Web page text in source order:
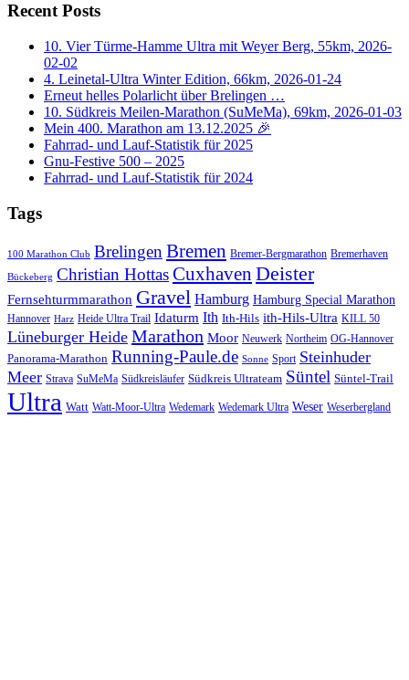
Recent Posts
10. Vier Türme-Hamme Ultra mit Weyer Berg, 55km, 2026-
02-02
4. Leinetal-Ultra Winter Edition, 66km, 2026-01-24
Erneut helles Polarlicht über Brelingen …
10. Südkreis Meilen-Marathon (SuMeMa), 69km, 2026-01-03
Mein 400. Marathon am 13.12.2025 🎉
Fahrrad- und Lauf-Statistik für 2025
Gnu-Festive 500 – 2025
Fahrrad- und Lauf-Statistik für 2024
Tags
100 Marathon Club BrelingenBremen Bremer-Bergmarathon Bremerhaven
Bückeberg Christian HottasCuxhaven Deister
Fernsehturmmarathon Gravel Hamburg Hamburg Special Marathon
Hannover Harz Heide Ultra Trail Idaturm Ith Ith-Hils ith-Hils-Ultra KILL 50
Lüneburger Heide Marathon Moor Neuwerk Northeim OG-Hannover
Panorama-Marathon Running-Paule.de Sonne Sport Steinhuder
Meer Strava SuMeMa Südkreisläufer Südkreis Ultrateam Süntel Süntel-Trail
Ultra Watt Watt-Moor-Ultra Wedemark Wedemark Ultra Weser Weserbergland